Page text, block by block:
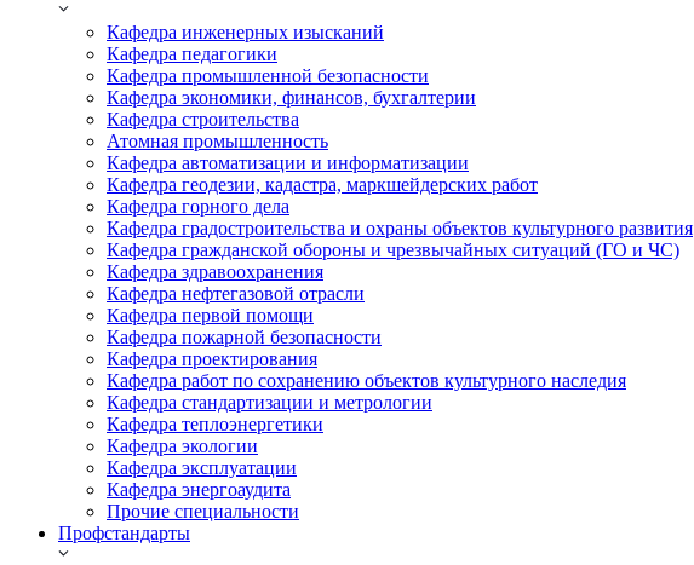
Кафедра инженерных изысканий
Кафедра педагогики
Кафедра промышленной безопасности
Кафедра экономики, финансов, бухгалтерии
Кафедра строительства
Атомная промышленность
Кафедра автоматизации и информатизации
Кафедра геодезии, кадастра, маркшейдерских работ
Кафедра горного дела
Кафедра градостроительства и охраны объектов культурного развития
Кафедра гражданской обороны и чрезвычайных ситуаций (ГО и ЧС)
Кафедра здравоохранения
Кафедра нефтегазовой отрасли
Кафедра первой помощи
Кафедра пожарной безопасности
Кафедра проектирования
Кафедра работ по сохранению объектов культурного наследия
Кафедра стандартизации и метрологии
Кафедра теплоэнергетики
Кафедра экологии
Кафедра эксплуатации
Кафедра энергоаудита
Прочие специальности
Профстандарты